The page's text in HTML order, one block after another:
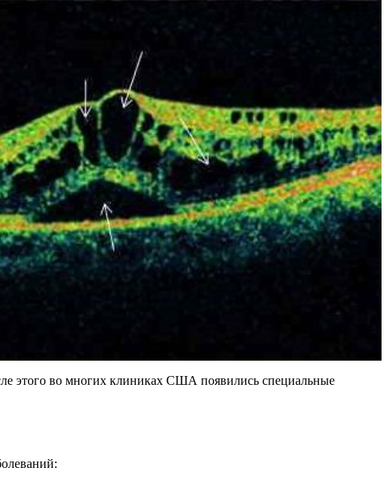
этого во многих клиниках США появились специальные